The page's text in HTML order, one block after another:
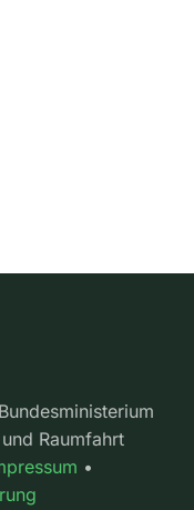
Raumfahrt
•